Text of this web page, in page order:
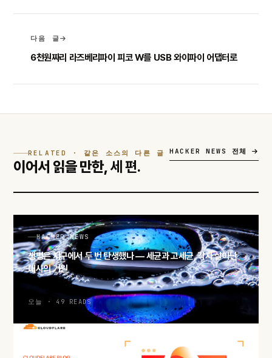
다음 글
6천원짜리 라즈베리파이 피코 W를 USB 와이파이 어댑터로
RELATED · 같은 소스의 다른 글
이어서 읽을 만한,세 편.
HACKER NEWS 전체
HACKER NEWS
생명은 지구에서 두 번 탄생했나 — 세균과 고세균, 각자 살아난
대사의 기원
오늘 · 49 READS